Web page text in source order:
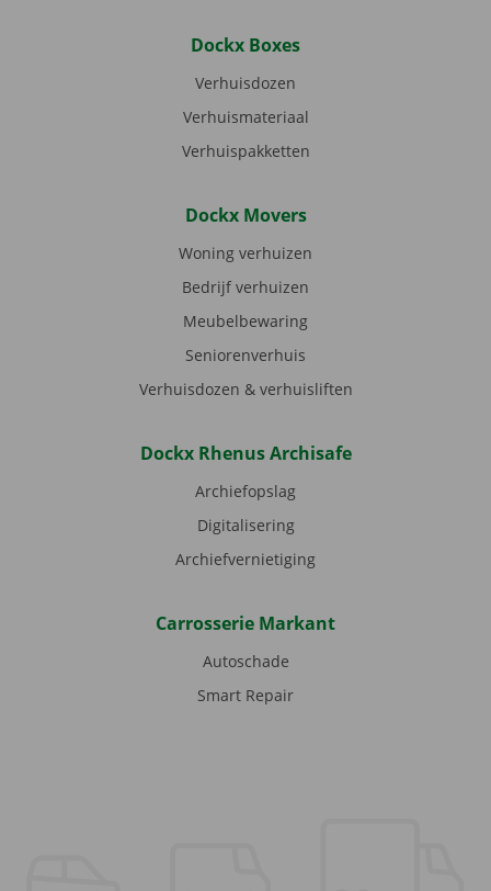
Dockx Boxes
Verhuisdozen
Verhuismateriaal
Verhuispakketten
Dockx Movers
Woning verhuizen
Bedrijf verhuizen
Meubelbewaring
Seniorenverhuis
Verhuisdozen & verhuisliften
Dockx Rhenus Archisafe
Archiefopslag
Digitalisering
Archiefvernietiging
Carrosserie Markant
Autoschade
Smart Repair